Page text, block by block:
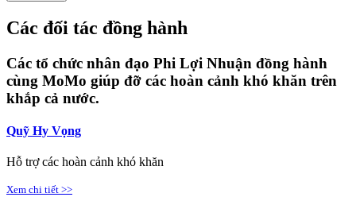
Các đối tác đồng hành
Các tổ chức nhân đạo Phi Lợi Nhuận đồng hành
cùng MoMo giúp đỡ các hoàn cảnh khó khăn trên
khắp cả nước.
Quỹ Hy Vọng
Hỗ trợ các hoàn cảnh khó khăn
Xem chi tiết >>